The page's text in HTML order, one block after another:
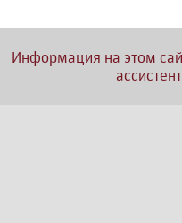
Информация на этом